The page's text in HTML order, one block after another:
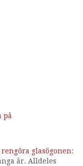
på
rengöra glasögonen:
år. Alldeles